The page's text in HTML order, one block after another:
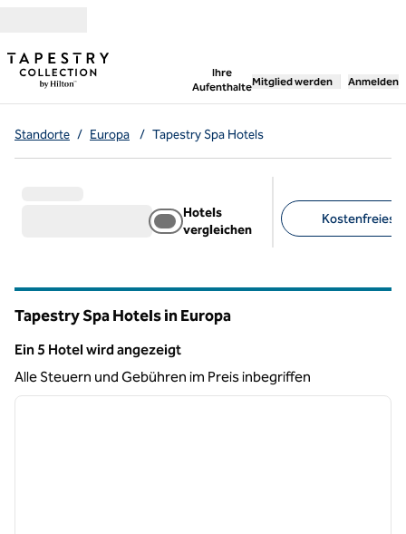
Ihre
Aufenthalte
,öffnet neue
Mitglied werden Anmelden
Standorte / Europa / Tapestry Spa Hotels
Hotels
vergleichen
Kostenfreies
Tapestry Spa Hotels in Europa
Ein 5 Hotel wird angezeigt
Ein 5 Hotel wird angezeigt
Alle Steuern und Gebühren im Preis inbegriffen
1 von 12